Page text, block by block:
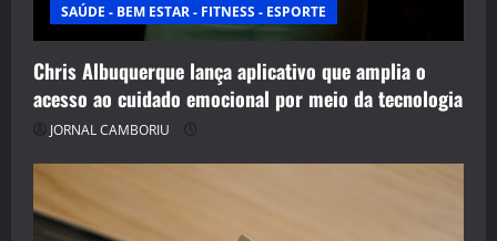
SAÚDE - BEM ESTAR - FITNESS - ESPORTE
Chris Albuquerque lança aplicativo que amplia o
acesso ao cuidado emocional por meio da tecnologia
JORNAL CAMBORIU